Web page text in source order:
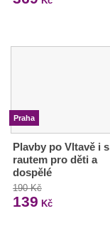
Praha
Plavby po Vltavě i s
rautem pro děti a
dospělé
190 Kč
139 Kč